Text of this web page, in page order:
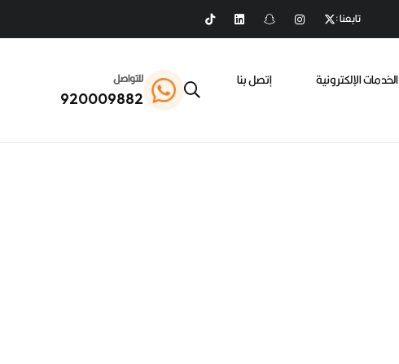
تابعنا :
الخدمات الإلكترونية
إتصل بنا
للتواصل
920009882